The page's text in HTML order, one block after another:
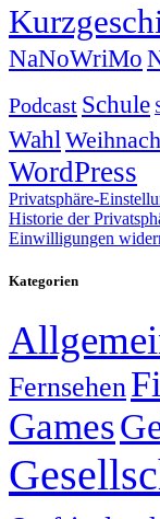
NaNoWriMo
Podcast Schule
Wahl
WordPress
Privatsphäre-
Historie der
Einwilligungen
Kategorien
Fernsehen
Games